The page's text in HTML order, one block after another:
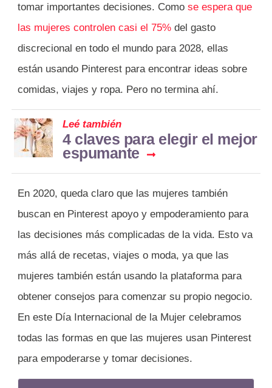
tomar importantes decisiones. Como se espera que
las mujeres controlen casi el 75% del gasto
discrecional en todo el mundo para 2028, ellas
están usando Pinterest para encontrar ideas sobre
comidas, viajes y ropa. Pero no termina ahí.
Leé también
4 claves para elegir el mejor
espumante
En 2020, queda claro que las mujeres también
buscan en Pinterest apoyo y empoderamiento para
las decisiones más complicadas de la vida. Esto va
más allá de recetas, viajes o moda, ya que las
mujeres también están usando la plataforma para
obtener consejos para comenzar su propio negocio.
En este Día Internacional de la Mujer celebramos
todas las formas en que las mujeres usan Pinterest
para empoderarse y tomar decisiones.